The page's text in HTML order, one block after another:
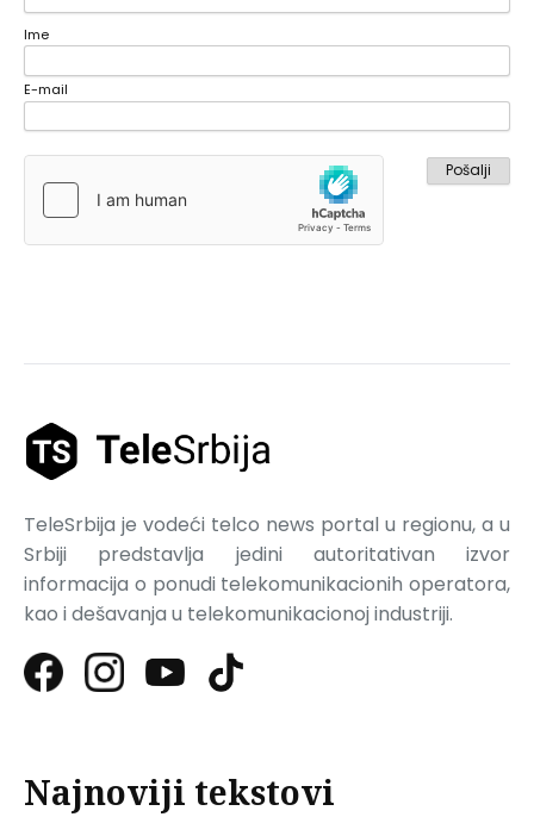
Ime
E-mail
TeleSrbija je vodeći telco news portal u regionu, a u
Srbiji predstavlja jedini autoritativan izvor
informacija o ponudi telekomunikacionih operatora,
kao i dešavanja u telekomunikacionoj industriji.
Najnoviji tekstovi